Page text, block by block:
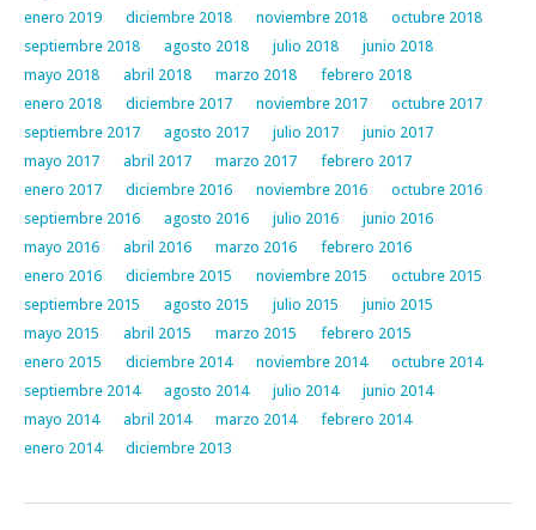
enero 2019
diciembre 2018 noviembre 2018
octubre 2018
septiembre 2018
agosto 2018 julio 2018
junio 2018
mayo 2018
abril 2018 marzo 2018
febrero 2018
enero 2018
diciembre 2017 noviembre 2017
octubre 2017
septiembre 2017
agosto 2017 julio 2017
junio 2017
mayo 2017
abril 2017 marzo 2017
febrero 2017
enero 2017
diciembre 2016 noviembre 2016
octubre 2016
septiembre 2016
agosto 2016 julio 2016
junio 2016
mayo 2016
abril 2016 marzo 2016
febrero 2016
enero 2016
diciembre 2015 noviembre 2015
octubre 2015
septiembre 2015
agosto 2015 julio 2015
junio 2015
mayo 2015
abril 2015 marzo 2015
febrero 2015
enero 2015
diciembre 2014 noviembre 2014
octubre 2014
septiembre 2014
agosto 2014 julio 2014
junio 2014
mayo 2014
abril 2014 marzo 2014
febrero 2014
enero 2014
diciembre 2013